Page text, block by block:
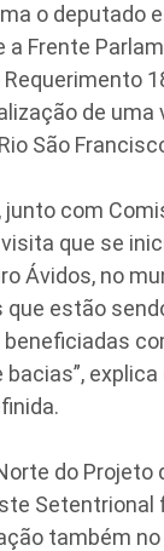
o deputado
Frente
de
São
com
que se
Ávidos, no
estão
do
também